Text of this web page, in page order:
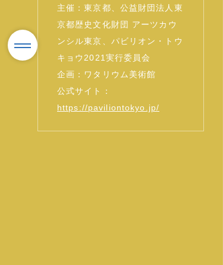
主催：東京都、公益財団法人東
京都歴史文化財団 アーツカウ
ンシル東京、パビリオン・トウ
キョウ2021実行委員会
企画：ワタリウム美術館
公式サイト：
https://paviliontokyo.jp/